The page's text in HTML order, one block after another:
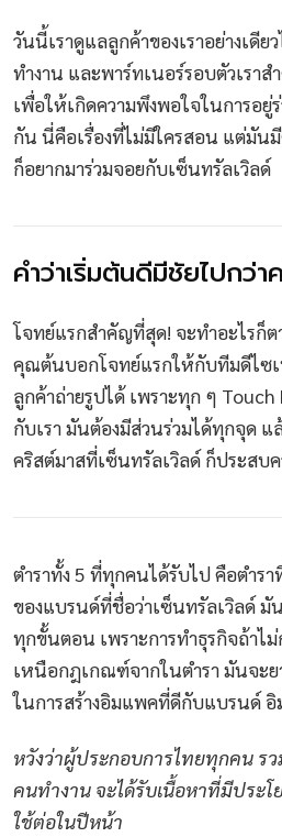
วันนี้เราดูแลลูกค้าของเราอย่างเดี
ทำงาน และพาร์ทเนอร์รอบตัวเรา
เพื่อให้เกิดความพึงพอใจในการอยู่
กัน นี่คือเรื่องที่ไม่มีใครสอน แต่มัน
ก็อยากมาร่วมจอยกับเซ็นทรัลเวิลด์
คำว่าเริ่มต้นดีมีชัยไปกว่
โจทย์แรกสำคัญที่สุด! จะทำอะไรก็
คุณต้นบอกโจทย์แรกให้กับทีมดีไซ
ลูกค้าถ่ายรูปได้ เพราะทุก ๆ
กับเรา มันต้องมีส่วนร่วมได้ทุกจุด
คริสต์มาสที่เซ็นทรัลเวิลด์ ก็ประสบ
ตำราทั้ง 5 ที่ทุกคนได้รับไป คือตำร
ของแบรนด์ที่ชื่อว่าเซ็นทรัลเวิลด์ มั
ทุกขั้นตอน เพราะการทำธุรกิจถ้าไ
เหนือกฎเกณฑ์จากในตำรา มันจะ
ในการสร้างอิมแพคที่ดีกับแบรนด์
หวังว่าผู้ประกอบการไทยทุกคน รว
คนทำงาน จะได้รับเนื้อหาที่มีประ
ใช้ต่อในปีหน้า